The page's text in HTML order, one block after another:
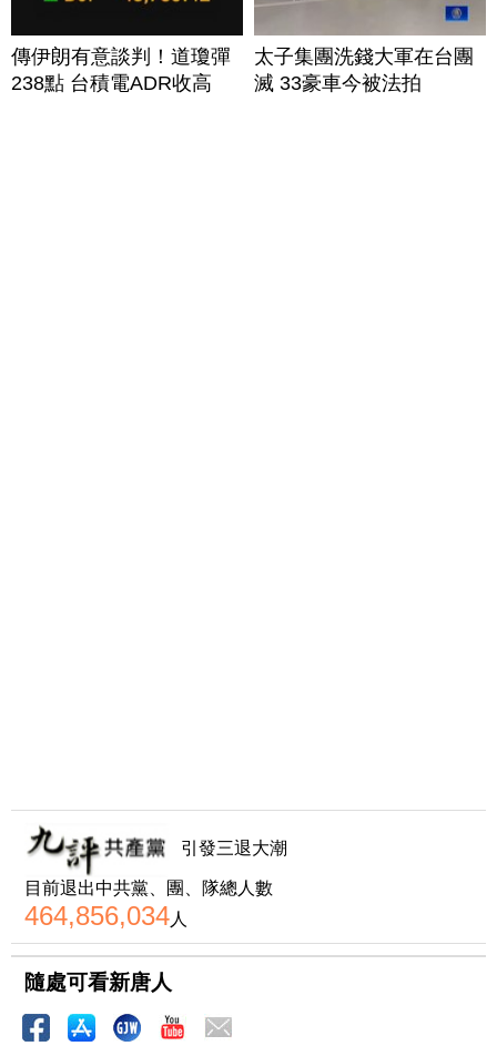
傳伊朗有意談判！道瓊彈
238點 台積電ADR收高
太子集團洗錢大軍在台團
滅 33豪車今被法拍
引發三退大潮
目前退出中共黨、團、隊總人數
464,856,034人
隨處可看新唐人